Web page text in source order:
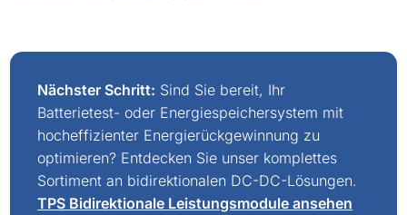
Nächster Schritt: Sind Sie bereit, Ihr
Batterietest- oder Energiespeichersystem mit
hocheffizienter Energierückgewinnung zu
optimieren? Entdecken Sie unser komplettes
Sortiment an bidirektionalen DC-DC-Lösungen.
TPS Bidirektionale Leistungsmodule ansehen